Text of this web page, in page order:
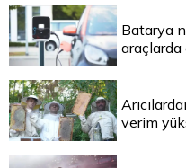
Batarya
araçlarda
verim